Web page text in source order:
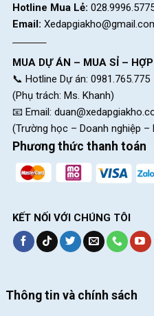
Hotline Mua Lẻ:
Email:
MUA DỰ ÁN – MUA SỈ –
📞 Hotline Dự án: 0981.765.775
(Phụ trách: Ms. Khanh)
📧 Email:
(Trường học – Doanh nghiệp –
Phương thức thanh toán
KẾT NỐI VỚI CHÚNG TÔI
Thông tin và chính sách